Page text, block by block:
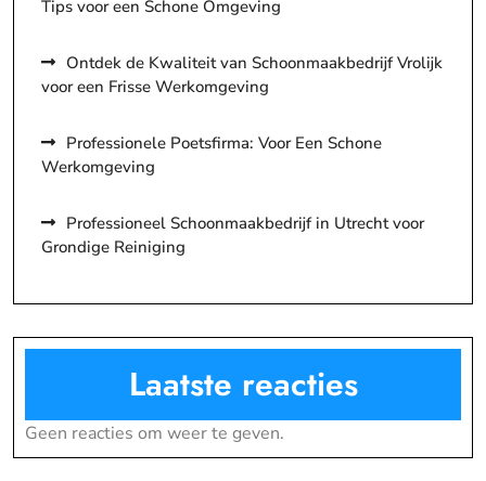
Tips voor een Schone Omgeving
Ontdek de Kwaliteit van Schoonmaakbedrijf Vrolijk
voor een Frisse Werkomgeving
Professionele Poetsfirma: Voor Een Schone
Werkomgeving
Professioneel Schoonmaakbedrijf in Utrecht voor
Grondige Reiniging
Laatste reacties
Geen reacties om weer te geven.